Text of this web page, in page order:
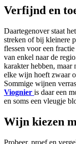
Verfijnd en
Daartegenover staat
streken of bij kleinere
flessen voor een
van enkel naar de
karakter hebben,
elke wijn hoeft zwaar
Sommige wijnen
Viognier is daar een
en soms een vleugje
Wijn kiezen